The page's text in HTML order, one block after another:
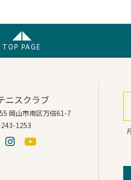
TOP PAGE
ニスクラブ
岡山市南区万倍61-7
243-1253